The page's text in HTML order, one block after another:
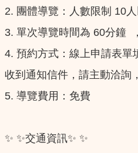
2. 團體導覽：人數限制 10
3. 單次導覽時間為 60分鐘
4. 預約方式：線上申請表單
收到通知信件，請主動洽詢
5. 導覽費用：免費
✨ ✨交通資訊✨ ✨